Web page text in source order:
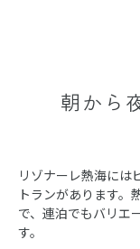
朝から
リゾナーレ熱海には
トランがあります。
で、連泊でもバリエ
す。